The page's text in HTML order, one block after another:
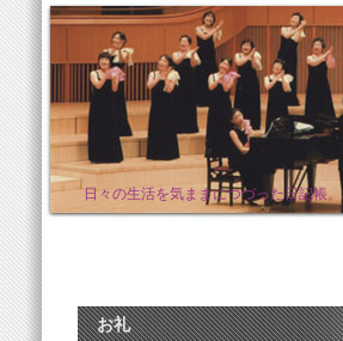
日々の生活を気ままにつづった日記帳。
お礼